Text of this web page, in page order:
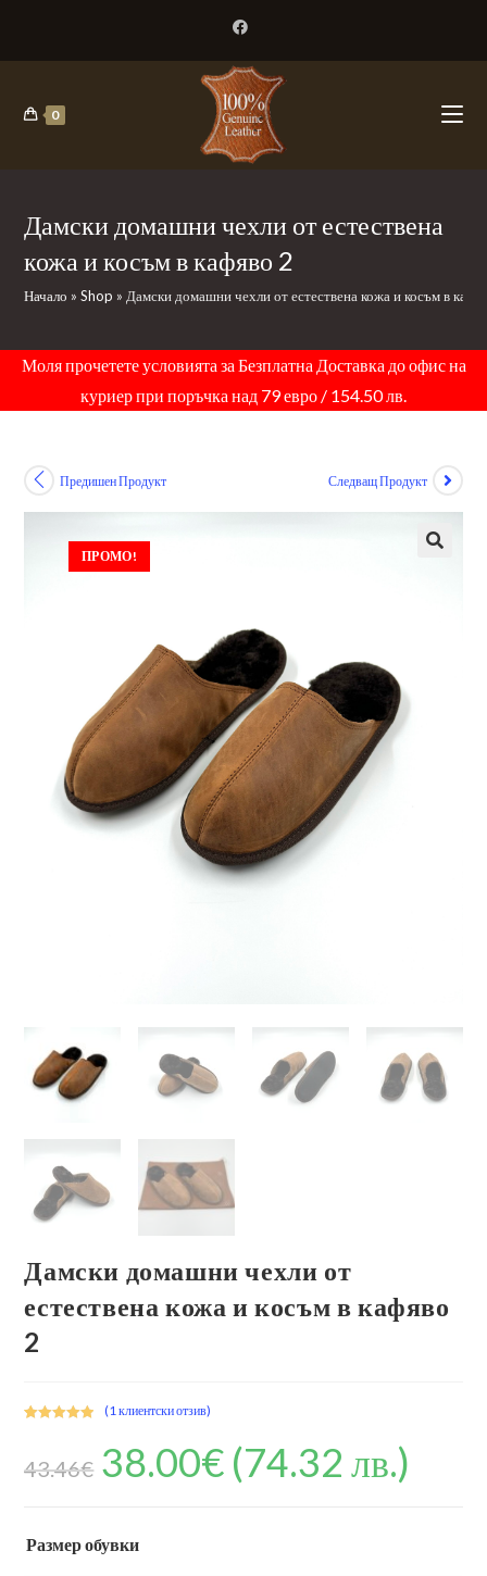
content
0
Дамски домашни чехли от естествена
кожа и косъм в кафяво 2
Начало »Shop » Дамски домашни чехли от естествена кожа и косъм в
Моля прочетете условията за Безплатна Доставка до офис на
куриер при поръчка над 79 евро / 154.50 лв.
ПРОМО!
Предишен Продукт Следващ Продукт
Дамски домашни чехли от
естествена кожа и косъм в кафяво
2
базирано на
(1 клиентски отзив)
43.46€ 38.00€ (74.32 лв.)
Размер обувки